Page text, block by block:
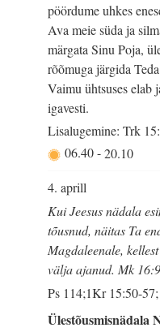
pöördume uhkes
Ava meie süda ja
märgata Sinu Poja,
rõõmuga järgida
Vaimu ühtsuses elab
igavesti.
Lisalugemine: Trk
06.40-20.10
4. aprill
Kui Jeesus nädala
tõusnud, näitas Ta
Magdaleenale,
välja ajanud. Mk 16:9
Ps 114;1Kr 15:50-57;
Ülestõusmisnädala